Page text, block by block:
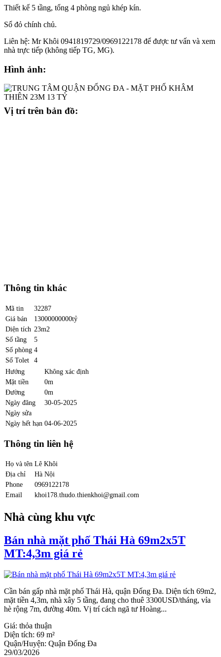
Thiết kế 5 tầng, tổng 4 phòng ngủ khép kín.
Sổ đỏ chính chủ.
Liên hệ: Mr Khôi 0941819729/0969122178 để được tư vấn và xem
nhà trực tiếp (không tiếp TG, MG).
Hình ảnh:
Vị trí trên bản đồ:
Thông tin khác
Mã tin
32287
Giá bán
13000000000tỷ
Diện tích 23m2
Số tầng
5
Số phòng 4
Số Tolet
4
Hướng
Không xác định
Mặt tiền
0m
Đường
0m
Ngày đăng
30-05-2025
Ngày sửa
Ngày hết hạn 04-06-2025
Thông tin liên hệ
Họ và tên Lê Khôi
Địa chỉ
Hà Nội
Phone
0969122178
Email
khoi178.thudo.thienkhoi@gmail.com
Nhà cùng khu vực
Bán nhà mặt phố Thái Hà 69m2x5T
MT:4,3m giá rẻ
Cần bán gấp nhà mặt phố Thái Hà, quận Đống Đa. Diện tích 69m2,
mặt tiền 4,3m, nhà xây 5 tầng, đang cho thuê 3300USD/tháng, vỉa
hè rộng 7m, đường 40m. Vị trí cách ngã tư Hoàng...
Giá: thỏa thuận
Diện tích: 69 m²
Quận/Huyện: Quận Đống Đa
29/03/2026